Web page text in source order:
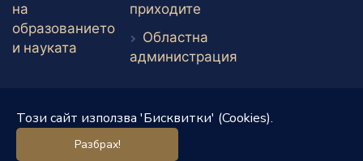
на
образованието
и науката Външен линк
приходите
Областна
администрация
Този сайт използва 'Бисквитки' (Cookies).
Разбрах!